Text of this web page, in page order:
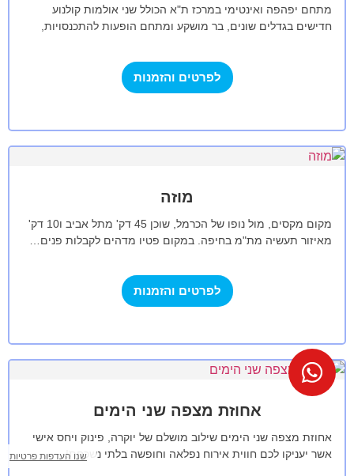
מתחם יפהפה ואינטימי במרכז ת"א הכולל שני אולמות קולנוע
חדישים בגדלים שונים, בר מושקע ומתחם הופעות להתכנסויות,
לפרטים והזמנות
מוזה
מקום מקסים, מול נופו של הכרמל, שוכן 45 דק' מתל אביב ו10 דק'
מאיזור תעשיה מת"מ בחיפה. במקום פטיו מדהים לקבלות פנים…
לפרטים והזמנות
אחוזת מצפה שני הימים
אחוזת מצפה שני הימים שילוב מושלם של יוקרה, פינוק ויחס אישי
אשר יעניקו לכם חווית אירוח נפלאה וחופשה בלתי נשכחת!
מקום
לאירוע?
שנו העדפות פרטיות